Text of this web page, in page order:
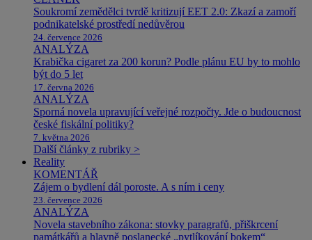
Soukromí zemědělci tvrdě kritizují EET 2.0: Zkazí a zamoří
podnikatelské prostředí nedůvěrou
24. července 2026
ANALÝZA
Krabička cigaret za 200 korun? Podle plánu EU by to mohlo
být do 5 let
17. června 2026
ANALÝZA
Sporná novela upravující veřejné rozpočty. Jde o budoucnost
české fiskální politiky?
7. května 2026
Další články z rubriky >
Reality
KOMENTÁŘ
Zájem o bydlení dál poroste. A s ním i ceny
23. července 2026
ANALÝZA
Novela stavebního zákona: stovky paragrafů, přiškrcení
památkářů a hlavně poslanecké „pytlíkování bokem“